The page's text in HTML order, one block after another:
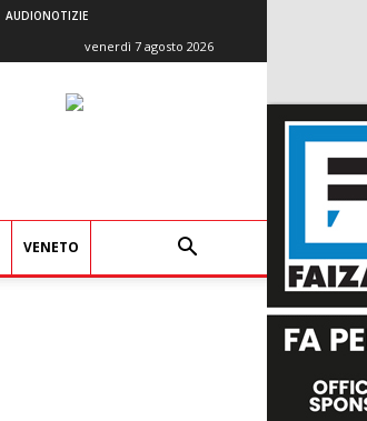
AUDIONOTIZIE
venerdì 7 agosto 2026
VENETO